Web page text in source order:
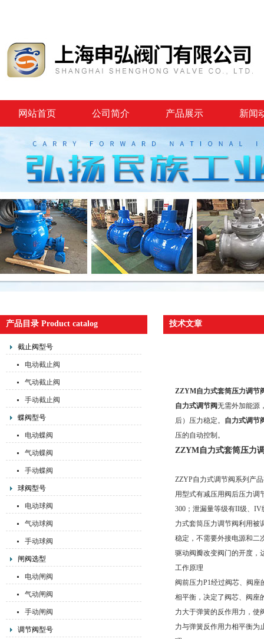
网站首页 公司简介 产品展示 新闻
产品目录 Product catalog
截止阀型号
电动截止阀
气动截止阀
手动截止阀
蝶阀型号
电动蝶阀
气动蝶阀
手动蝶阀
球阀型号
电动球阀
气动球阀
手动球阀
闸阀选型
电动闸阀
气动闸阀
手动闸阀
调节阀型号
技术文章
ZZYM自力式套筒压力调节
自力式调节阀无需外加能源
后）压力稳定。 自力式调节
压的自动控制。
ZZYM自力式套筒压力
ZZYP自力式调节阀系列产
用型式有减压用阀后压力调
300；泄漏量等级有II级、IV
力式套筒压力调节阀利用被
稳定，不需要外接电源和二
驱动阀瓣改变阀门的开度，
工作原理
阀前压力P1经过阀芯、阀
相平衡，决定了阀芯、阀座
力大于弹簧的反作用力，使
力与弹簧反作用力相平衡为